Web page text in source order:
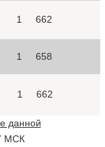
1 662
1 658
1 662
данной
МСК